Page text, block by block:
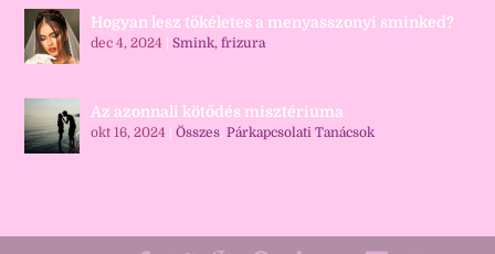
Hogyan lesz tökéletes a menyasszonyi sminked?
dec 4, 2024 |Smink, frizura
Az azonnali kötődés misztériuma
okt 16, 2024 |Összes,Párkapcsolati Tanácsok